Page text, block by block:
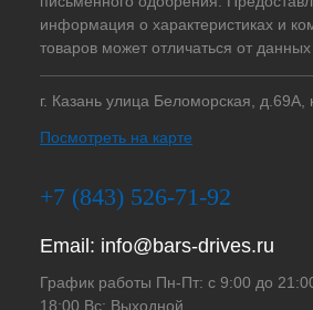
информация о характеристиках и
товаров может отличаться от
г. Казань улица Беломорская, д.69А,
Посмотреть на карте
+7 (843) 526-71-92
Email: info@bars-drives.ru
График работы Пн-Пт: с 9:00 до
18:00 Вс: Выходной